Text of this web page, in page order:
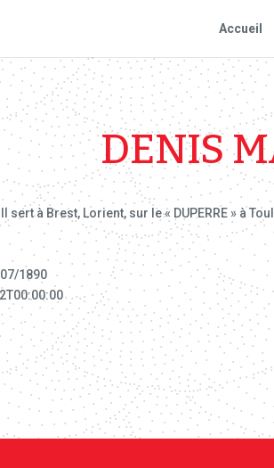
Accueil
DENIS
à Brest, Lorient, sur le « DUPERRE » à
1890